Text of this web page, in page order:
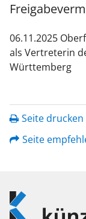
06.11.2025
als Vertreterin
Württemberg
Seite drucken
Seite
Logo
Künzelsau